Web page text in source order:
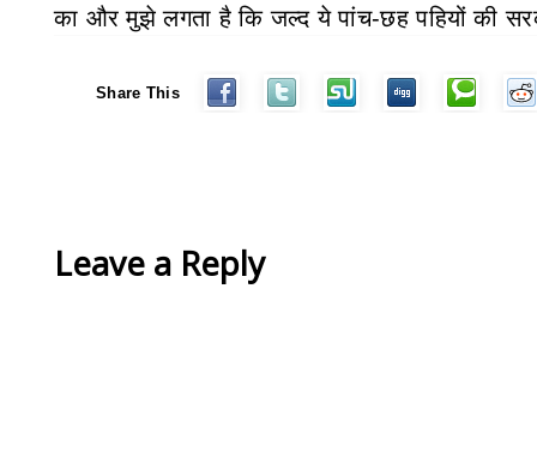
का और मुझे लगता है कि जल्द ये पांच-छह पहियों की
Share This
Leave a Reply